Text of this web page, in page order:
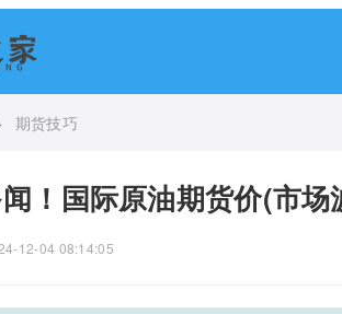
期货技巧
！国际原油期货价(市
12-04 08:14:05